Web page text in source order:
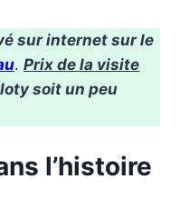
sur internet sur le
. Prix de la visite
soit un peu
l’histoire